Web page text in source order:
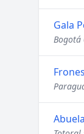
Gala
Bogotá